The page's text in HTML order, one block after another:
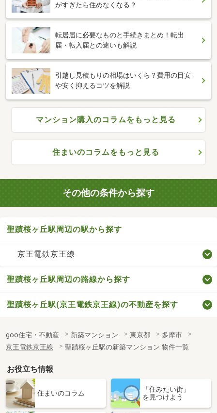
がすぎたら住めなくなる？
転居届に必要なものと手続きまとめ！転出
届・転入届との違いも解説
引越し見積もりの相場はいくら？費用の目安
や安く抑えるコツを解説
マンション購入のコラムをもっと見る
住まいのコラムをもっと見る
その他の条件から探す
聖蹟桜ヶ丘駅周辺の駅から探す
京王電鉄京王線
聖蹟桜ヶ丘駅周辺の路線から探す
聖蹟桜ヶ丘駅(京王電鉄京王線)の不動産を探す
goo住宅・不動産 新築マンション 東京都
多摩市
京王電鉄京王線
聖蹟桜ヶ丘駅の新築マンション 物件一覧
お役立ち情報
住まいのコラム
「住みたい街」
を見つけよう